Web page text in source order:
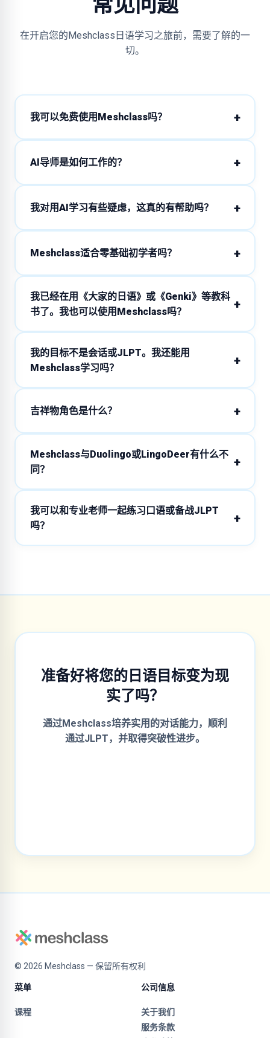
在开启您的Meshclass日语学习之旅前，需要了解的一
切。
我可以免费使用Meshclass吗？
AI导师是如何工作的？
我对用AI学习有些疑虑，这真的有帮助吗？
Meshclass适合零基础初学者吗？
我已经在用《大家的日语》或《Genki》等教科
书了。我也可以使用Meshclass吗？
我的目标不是会话或JLPT。我还能用
Meshclass学习吗？
吉祥物角色是什么？
Meshclass与Duolingo或LingoDeer有什么不
同？
我可以和专业老师一起练习口语或备战JLPT
吗？
准备好将您的日语目标变为现
实了吗？
通过Meshclass培养实用的对话能力，顺利
通过JLPT，并取得突破性进步。
© 2026 Meshclass — 保留所有权利
菜单
课程
公司信息
关于我们
服务条款